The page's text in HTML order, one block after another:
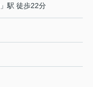
」駅 徒歩22分